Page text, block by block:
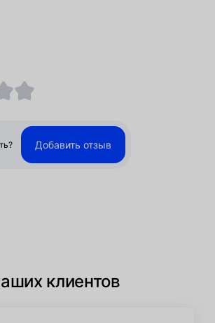
Добавить отзыв
клиентов